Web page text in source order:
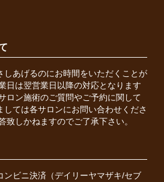
しあげるのにお時間をいただくことが
日は翌営業日以降の対応となります
ロン施術のご質問やご予約に関して
ては各サロンにお問い合わせくださ
致しかねますのでご了承下さい。
ンビニ決済（デイリーヤマザキ/セブ